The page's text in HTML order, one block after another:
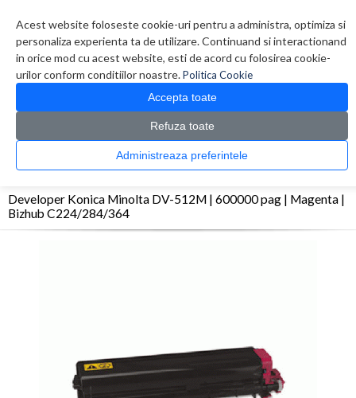
Acest website foloseste cookie-uri pentru a administra, optimiza si
personaliza experienta ta de utilizare. Continuand si interactionand
in orice mod cu acest website, esti de acord cu folosirea cookie-
urilor conform conditiilor noastre.Politica Cookie
Accepta toate
Refuza toate
Administreaza preferintele
0 produs(e)
CATALOG PRODUSE
Consumabile originale > OPC/Drum/Printhead
Developer Konica Minolta DV-512M | 600000 pag | Magenta |
Bizhub C224/284/364